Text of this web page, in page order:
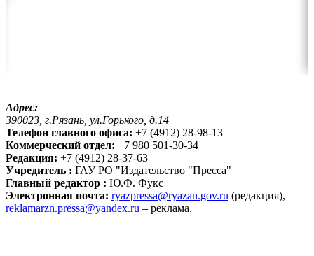
Адрес:
390023, г.Рязань, ул.Горького, д.14
Телефон главного офиса: +7 (4912) 28-98-13
Коммерческий отдел: +7 980 501-30-34
Редакция: +7 (4912) 28-37-63
Учредитель : ГАУ РО "Издательство "Пресса"
Главный редактор : Ю.Ф. Фукс
Электронная почта: ryazpressa@ryazan.gov.ru (редакция),
reklamarzn.pressa@yandex.ru – реклама.